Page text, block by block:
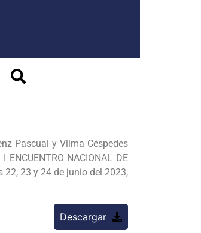
Pascual y Vilma Céspedes
NACIONAL DE
22, 23 y 24 de junio del 2023,
Descargar